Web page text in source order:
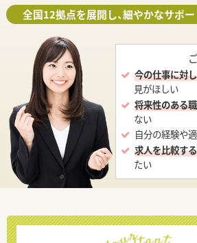
全国12拠点を展開し、細やかなサポー
今の仕事に対
見がほしい
将来性のある
ない
自分の経験や適
求人を比較す
たい